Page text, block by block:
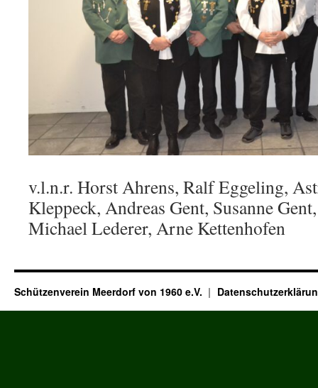
v.l.n.r. Horst Ahrens, Ralf Eggeling,
Kleppeck, Andreas Gent, Susanne
Michael Lederer, Arne Kettenhofen
Schützenverein Meerdorf von 1960 e.V.